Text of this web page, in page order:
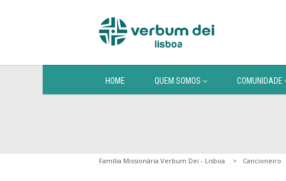
HOME QUEM SOMOS COMUNIDADE
Família Missionária Verbum Dei - Lisboa Cancioneiro